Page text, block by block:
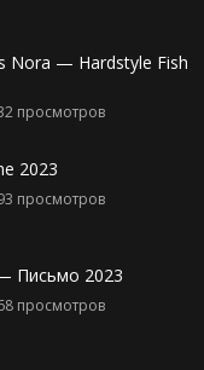
Nora — Hardstyle Fish
просмотров
2023
просмотров
Письмо 2023
просмотров